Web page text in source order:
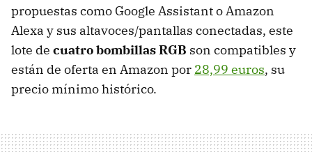
propuestas como Google Assistant o Amazon
Alexa y sus altavoces/pantallas conectadas, este
lote de cuatro bombillas RGB son compatibles y
están de oferta en Amazon por 28,99 euros, su
precio mínimo histórico.